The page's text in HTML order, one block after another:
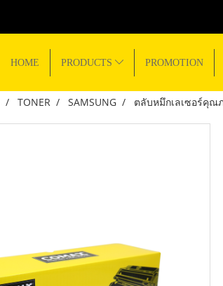
HOME PRODUCTS PROMOTION
TONER SAMSUNG ตลับหมึกเลเซอร์คุณ